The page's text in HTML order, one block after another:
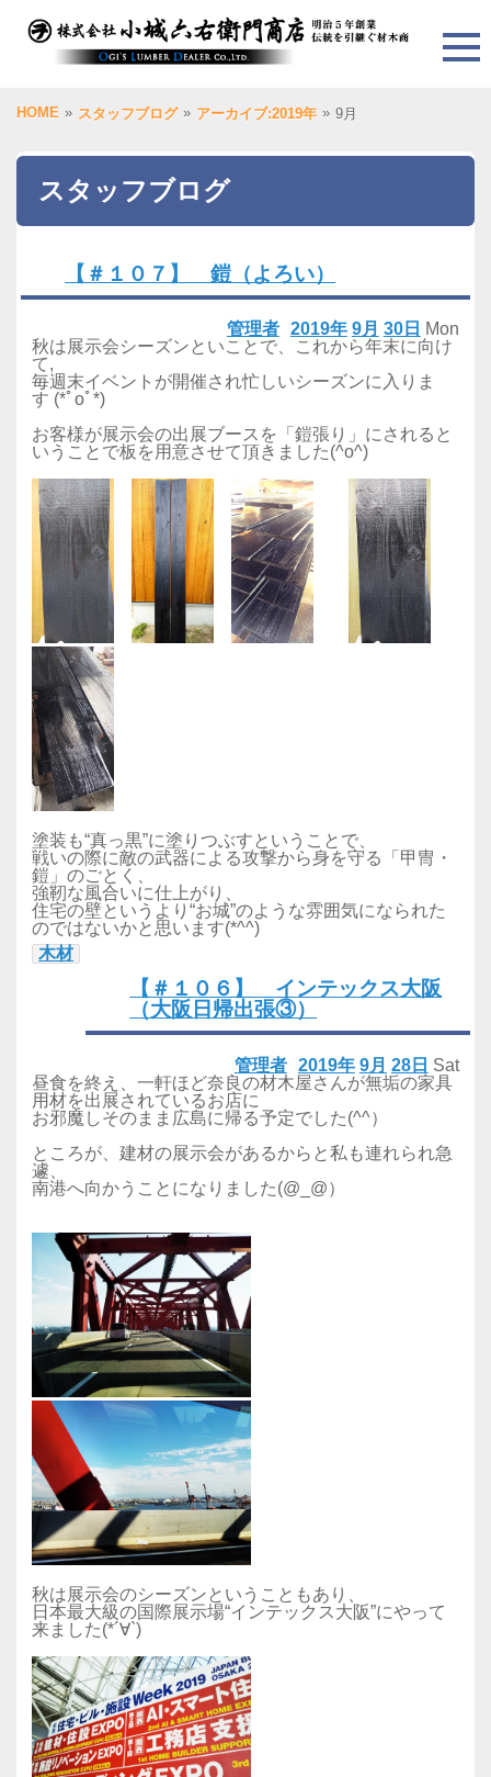
HOME » スタッフブログ » アーカイブ:2019年 » 9月
スタッフブログ
【＃１０７】 鎧（よろい）
2019年 9月 30日 Mon
管理者
秋は展示会シーズンといことで、これから年末に向け
て,
毎週末イベントが開催され忙しいシーズンに入りま
す (*ﾟoﾟ*)
お客様が展示会の出展ブースを「鎧張り」にされると
いうことで板を用意させて頂きました(^o^)
塗装も“真っ黒”に塗りつぶすということで、
戦いの際に敵の武器による攻撃から身を守る「甲冑・
鎧」のごとく、
強靭な風合いに仕上がり、
住宅の壁というより“お城”のような雰囲気になられた
のではないかと思います(*^^)
木材
【＃１０６】 インテックス大阪
（大阪日帰出張③）
2019年 9月 28日 Sat
管理者
昼食を終え、一軒ほど奈良の材木屋さんが無垢の家具
用材を出展されているお店に
お邪魔しそのまま広島に帰る予定でした(^^）
ところが、建材の展示会があるからと私も連れられ急
遽、
南港へ向かうことになりました(@_@）
秋は展示会のシーズンということもあり、
日本最大級の国際展示場“インテックス大阪”にやって
来ました(*´∀`)